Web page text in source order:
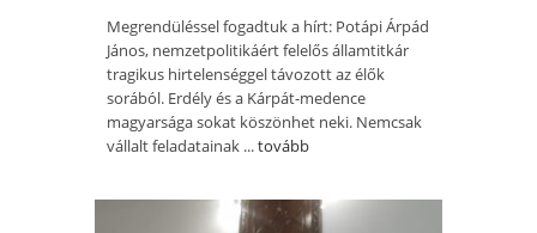
Megrendüléssel fogadtuk a hírt: Potápi Árpád
János, nemzetpolitikáért felelős államtitkár
tragikus hirtelenséggel távozott az élők
sorából. Erdély és a Kárpát-medence
magyarsága sokat köszönhet neki. Nemcsak
vállalt feladatainak ...tovább